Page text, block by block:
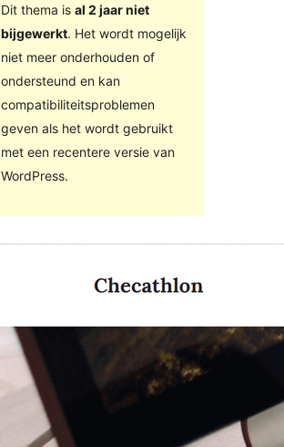
Dit thema is al 2 jaar niet
bijgewerkt. Het wordt mogelijk
niet meer onderhouden of
ondersteund en kan
compatibiliteitsproblemen
geven als het wordt gebruikt
met een recentere versie van
WordPress.